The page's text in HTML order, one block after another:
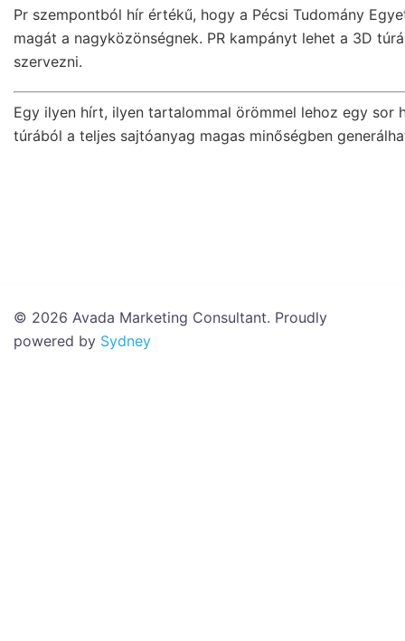
Pr szempontból hír értékű, hogy a Pécsi Tudomány
magát a nagyközönségnek. PR kampányt lehet a 3D
szervezni.
Egy ilyen hírt, ilyen tartalommal örömmel lehoz egy sor
túrából a teljes sajtóanyag magas minőségben
© 2026 Avada Marketing Consultant. Proudly
powered by Sydney